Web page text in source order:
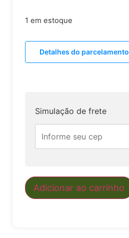
1 em estoque
Detalhes do parcelamento
Simulação de frete
Adicionar ao carrinho